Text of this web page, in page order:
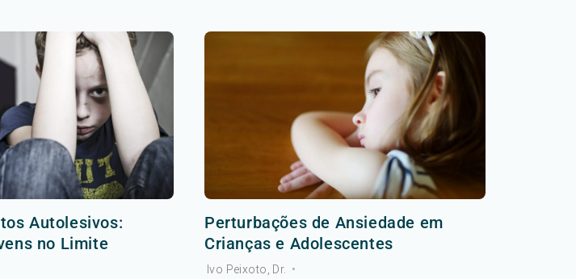
Autolesivos:
no Limite
Perturbações de Ansiedade em
Crianças e Adolescentes
Ivo Peixoto, Dr. •